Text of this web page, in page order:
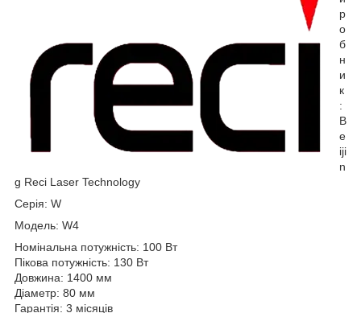
р
о
б
н
и
к
:
B
e
iji
n
g Reci Laser Technology
Серія: W
Модель: W4
Номінальна потужність: 100 Вт
Пікова потужність: 130 Вт
Довжина: 1400 мм
Діаметр: 80 мм
Гарантія: 3 місяців